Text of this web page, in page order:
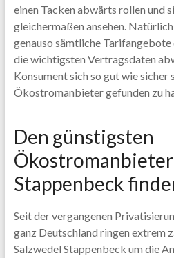
einen Tacken abwärts rollen und
gleichermaßen ansehen.
genauso sämtliche
die wichtigsten Vertragsdaten
Konsument sich so gut wie sicher
Ökostromanbieter gefunden zu
Den günstigsten
Ökostromanbieter
Stappenbeck
Seit der vergangenen
ganz Deutschland ringen extrem
Salzwedel Stappenbeck um die